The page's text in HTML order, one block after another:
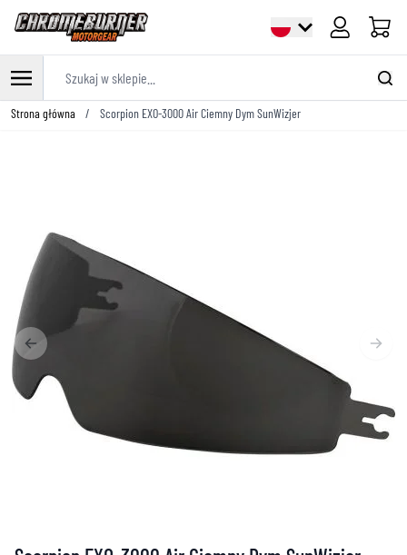
Cart
Przejdź do treści
Strona główna / Scorpion EXO-3000 Air Ciemny Dym SunWizjer